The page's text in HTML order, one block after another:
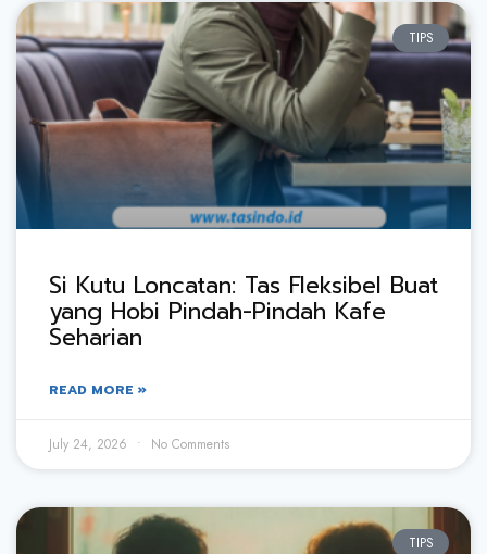
TIPS
Si Kutu Loncatan: Tas Fleksibel Buat
yang Hobi Pindah-Pindah Kafe
Seharian
READ MORE »
July 24, 2026 No Comments
TIPS